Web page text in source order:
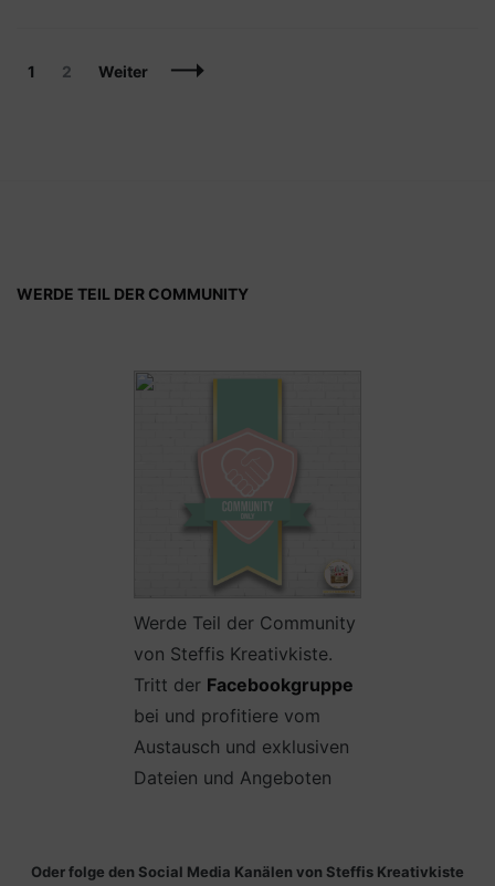
Beitragsnavigation
Seite
1 Seite
2 Weiter
WERDE TEIL DER COMMUNITY
Werde Teil der Community
von Steffis Kreativkiste.
Tritt der Facebookgruppe
bei und profitiere vom
Austausch und exklusiven
Dateien und Angeboten
Oder folge den Social Media Kanälen von Steffis Kreativkiste